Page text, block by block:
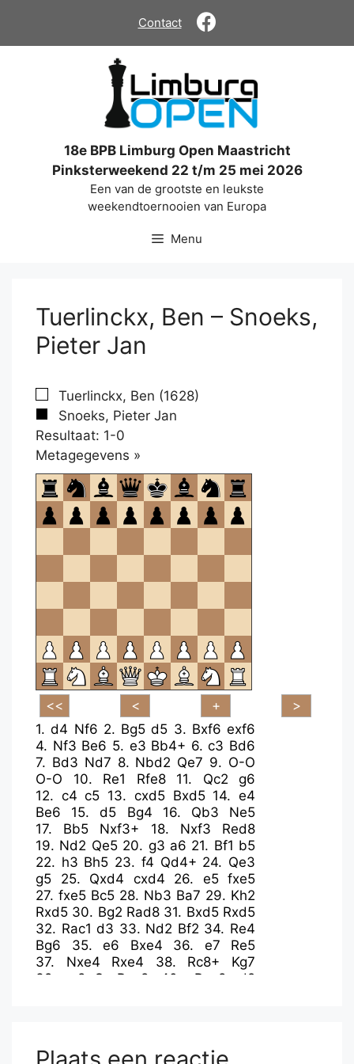
de
Contact
18e BPB Limburg Open Maastricht
Pinksterweekend 22 t/m 25 mei 2026
Een van de grootste en leukste
weekendtoernooien van Europa
Menu
Tuerlinckx, Ben – Snoeks,
Pieter Jan
Tuerlinckx, Ben (1628)
Snoeks, Pieter Jan
Resultaat: 1-0
Metagegevens »
om
te
openen.
1.d4 Nf6 2. Bg5 d5 3. Bxf6 exf6
4. Nf3 Be6 5. e3 Bb4+ 6.c3 Bd6
7. Bd3 Nd7 8. Nbd2 Qe7 9. O-O
O-O
10. Re1 Rfe8 11. Qc2
g6
12. c4 c5 13. cxd5 Bxd5 14.e4
Be6
15.d5 Bg4 16. Qb3
Ne5
17. Bb5 Nxf3+ 18. Nxf3
Red8
19. Nd2 Qe5 20. g3 a6 21. Bf1 b5
22. h3 Bh5 23. f4 Qd4+ 24. Qe3
g5
25. Qxd4 cxd4 26. e5 fxe5
27. fxe5 Bc5 28. Nb3 Ba7 29. Kh2
Rxd5 30. Bg2 Rad8 31. Bxd5 Rxd5
32. Rac1 d3 33. Nd2 Bf2 34. Re4
Bg6
35. e6 Bxe4 36. e7
Re5
37. Nxe4 Rxe4 38. Rc8+
Kg7
39.
e8=Q Rxe8 40. Rxe8
d2